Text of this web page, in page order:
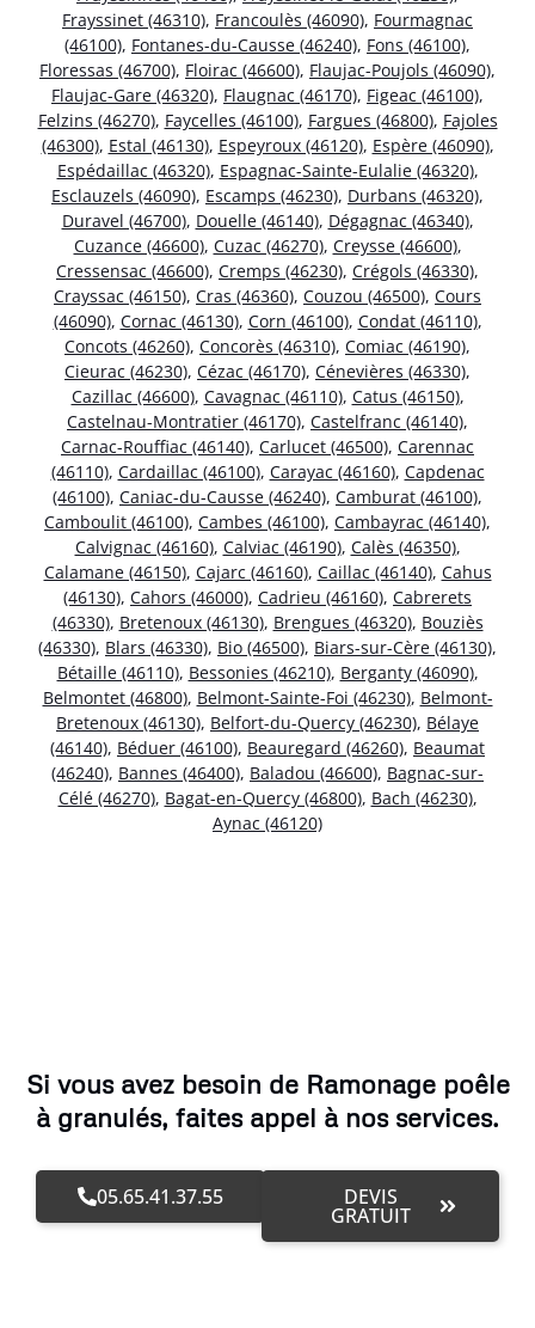
Frayssinet (46310), Francoulès (46090), Fourmagnac
(46100), Fontanes-du-Causse (46240), Fons (46100),
Floressas (46700), Floirac (46600), Flaujac-Poujols (46090),
Flaujac-Gare (46320), Flaugnac (46170), Figeac (46100),
Felzins (46270), Faycelles (46100), Fargues (46800), Fajoles
(46300), Estal (46130), Espeyroux (46120), Espère (46090),
Espédaillac (46320), Espagnac-Sainte-Eulalie (46320),
Esclauzels (46090), Escamps (46230), Durbans (46320),
Duravel (46700), Douelle (46140), Dégagnac (46340),
Cuzance (46600), Cuzac (46270), Creysse (46600),
Cressensac (46600), Cremps (46230), Crégols (46330),
Crayssac (46150), Cras (46360), Couzou (46500), Cours
(46090), Cornac (46130), Corn (46100), Condat (46110),
Concots (46260), Concorès (46310), Comiac (46190),
Cieurac (46230), Cézac (46170), Cénevières (46330),
Cazillac (46600), Cavagnac (46110), Catus (46150),
Castelnau-Montratier (46170), Castelfranc (46140),
Carnac-Rouffiac (46140), Carlucet (46500), Carennac
(46110), Cardaillac (46100), Carayac (46160), Capdenac
(46100), Caniac-du-Causse (46240), Camburat (46100),
Camboulit (46100), Cambes (46100), Cambayrac (46140),
Calvignac (46160), Calviac (46190), Calès (46350),
Calamane (46150), Cajarc (46160), Caillac (46140), Cahus
(46130), Cahors (46000), Cadrieu (46160), Cabrerets
(46330), Bretenoux (46130), Brengues (46320), Bouziès
(46330), Blars (46330), Bio (46500), Biars-sur-Cère (46130),
Bétaille (46110), Bessonies (46210), Berganty (46090),
Belmontet (46800), Belmont-Sainte-Foi (46230), Belmont-
Bretenoux (46130), Belfort-du-Quercy (46230), Bélaye
(46140), Béduer (46100), Beauregard (46260), Beaumat
(46240), Bannes (46400), Baladou (46600), Bagnac-sur-
Célé (46270), Bagat-en-Quercy (46800), Bach (46230),
Aynac (46120)
Si vous avez besoin de Ramonage poêle
à granulés, faites appel à nos services.
05.65.41.37.55 DEVIS
GRATUIT